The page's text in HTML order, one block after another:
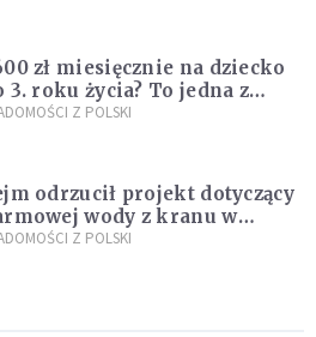
zł miesięcznie na dziecko
3. roku życia? To jedna z
programu "Rozwój
Z POLSKI
odrzucił projekt dotyczący
wody z kranu w
Z POLSKI